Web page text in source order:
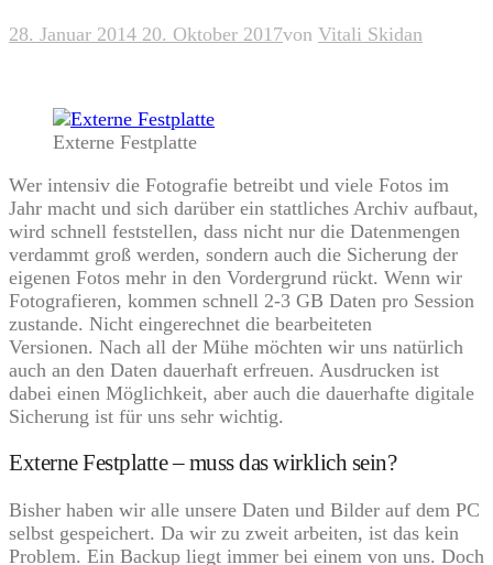
28. Januar 2014 20. Oktober 2017von Vitali Skidan
Externe Festplatte
Wer intensiv die Fotografie betreibt und viele Fotos im
Jahr macht und sich darüber ein stattliches Archiv aufbaut,
wird schnell feststellen, dass nicht nur die Datenmengen
verdammt groß werden, sondern auch die Sicherung der
eigenen Fotos mehr in den Vordergrund rückt. Wenn wir
Fotografieren, kommen schnell 2-3 GB Daten pro Session
zustande. Nicht eingerechnet die bearbeiteten
Versionen. Nach all der Mühe möchten wir uns natürlich
auch an den Daten dauerhaft erfreuen. Ausdrucken ist
dabei einen Möglichkeit, aber auch die dauerhafte digitale
Sicherung ist für uns sehr wichtig.
Externe Festplatte – muss das wirklich sein?
Bisher haben wir alle unsere Daten und Bilder auf dem PC
selbst gespeichert. Da wir zu zweit arbeiten, ist das kein
Problem. Ein Backup liegt immer bei einem von uns. Doch